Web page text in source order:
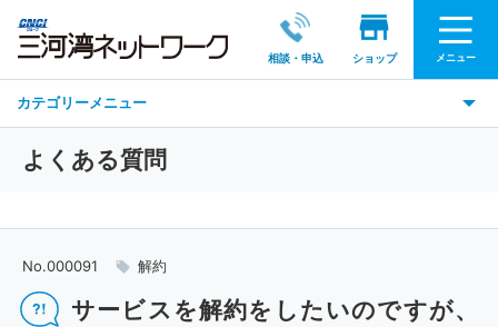
相談・申込 ショップ メニュー
カテゴリーメニュー
よくある質問
No.000091 解約
サービスを解約をしたいのですが、